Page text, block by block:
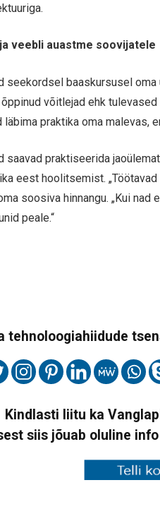
veebli auastme soovijatele
seekordsel baaskursusel
võitlejad ehk
läbima praktika oma malevas,
saavad praktiseerida
eest hoolitsemist. „Töötavad
soosiva hinnangu. „Kui
peale.“
tehnoloogiahiidude
Kindlasti liitu ka
siis jõuab oluline